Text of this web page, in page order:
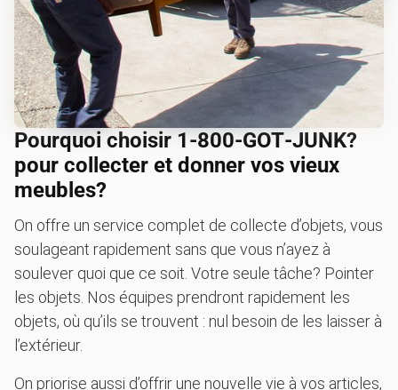
Pourquoi choisir 1‑800‑GOT‑JUNK?
pour collecter et donner vos vieux
meubles?
On offre un service complet de collecte d’objets, vous
soulageant rapidement sans que vous n’ayez à
soulever quoi que ce soit. Votre seule tâche? Pointer
les objets. Nos équipes prendront rapidement les
objets, où qu’ils se trouvent : nul besoin de les laisser à
l’extérieur.
On priorise aussi d’offrir une nouvelle vie à vos articles,